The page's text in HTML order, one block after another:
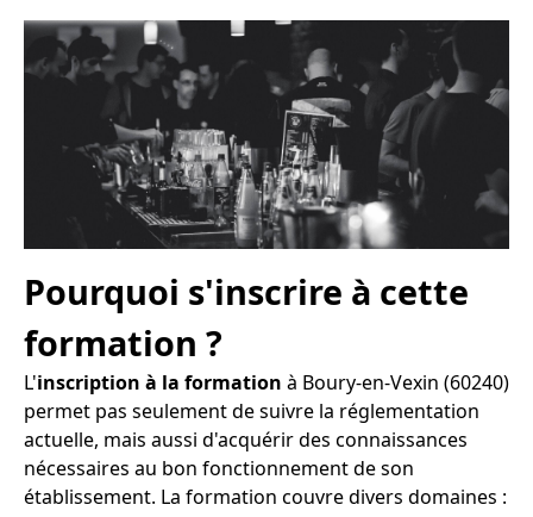
Pourquoi s'inscrire à cette
formation ?
L'inscription à la formation à Boury-en-Vexin (60240)
permet pas seulement de suivre la réglementation
actuelle, mais aussi d'acquérir des connaissances
nécessaires au bon fonctionnement de son
établissement. La formation couvre divers domaines :